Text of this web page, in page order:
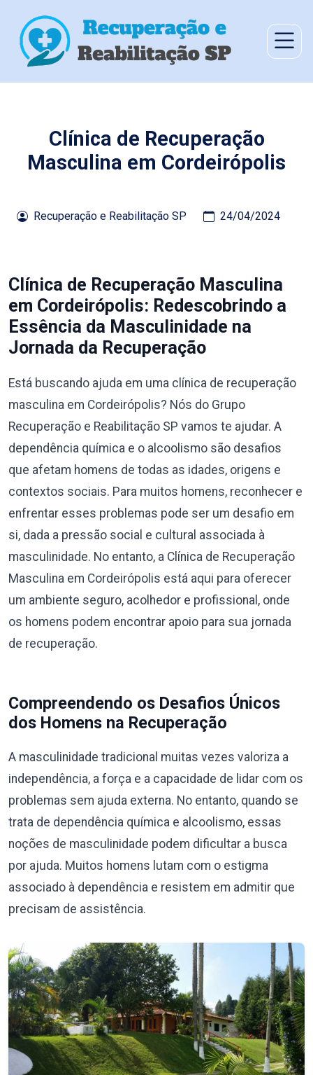
Clínica de Recuperação
Masculina em Cordeirópolis
Recuperação e Reabilitação SP 24/04/2024
Clínica de Recuperação Masculina
em Cordeirópolis: Redescobrindo a
Essência da Masculinidade na
Jornada da Recuperação
Está buscando ajuda em uma clínica de recuperação
masculina em Cordeirópolis? Nós do Grupo
Recuperação e Reabilitação SP vamos te ajudar. A
dependência química e o alcoolismo são desafios
que afetam homens de todas as idades, origens e
contextos sociais. Para muitos homens, reconhecer e
enfrentar esses problemas pode ser um desafio em
si, dada a pressão social e cultural associada à
masculinidade. No entanto, a Clínica de Recuperação
Masculina em Cordeirópolis está aqui para oferecer
um ambiente seguro, acolhedor e profissional, onde
os homens podem encontrar apoio para sua jornada
de recuperação.
Compreendendo os Desafios Únicos
dos Homens na Recuperação
A masculinidade tradicional muitas vezes valoriza a
independência, a força e a capacidade de lidar com os
problemas sem ajuda externa. No entanto, quando se
trata de dependência química e alcoolismo, essas
noções de masculinidade podem dificultar a busca
por ajuda. Muitos homens lutam com o estigma
associado à dependência e resistem em admitir que
precisam de assistência.